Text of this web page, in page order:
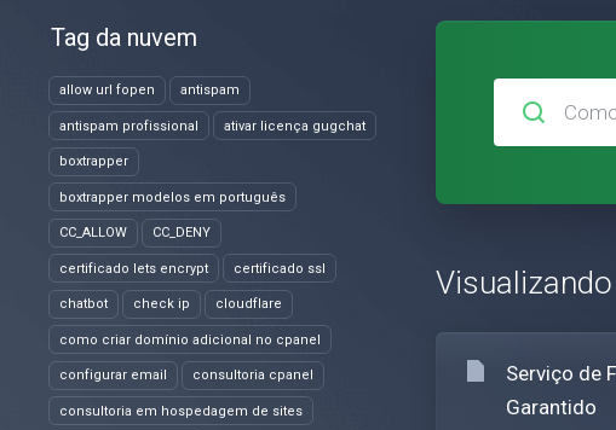
Tag da nuvem
allow url fopen antispam
antispam profissional ativar licença gugchat
boxtrapper
boxtrapper modelos em português
CC_ALLOW CC_DENY
certificado lets encrypt certificado ssl
chatbot check ip cloudflare
como criar domínio adicional no cpanel
configurar email consultoria cpanel
consultoria em hospedagem de sites
Serviço de
Garantido